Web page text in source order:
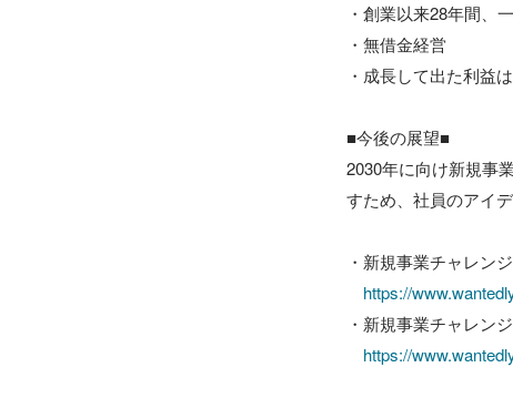
・創業以来28年間、
・無借金経営
・成長して出た利益
■今後の展望■
2030年に向け新規事
すため、社員のアイ
・新規事業チャレン
https://
・新規事業チャレン
https://